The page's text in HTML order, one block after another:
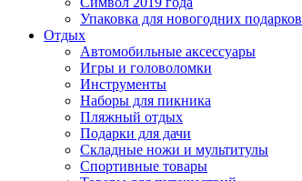
Упаковка для новогодних подарков
Отдых
Автомобильные аксессуары
Игры и головоломки
Инструменты
Наборы для пикника
Пляжный отдых
Подарки для дачи
Складные ножи и мультитулы
Спортивные товары